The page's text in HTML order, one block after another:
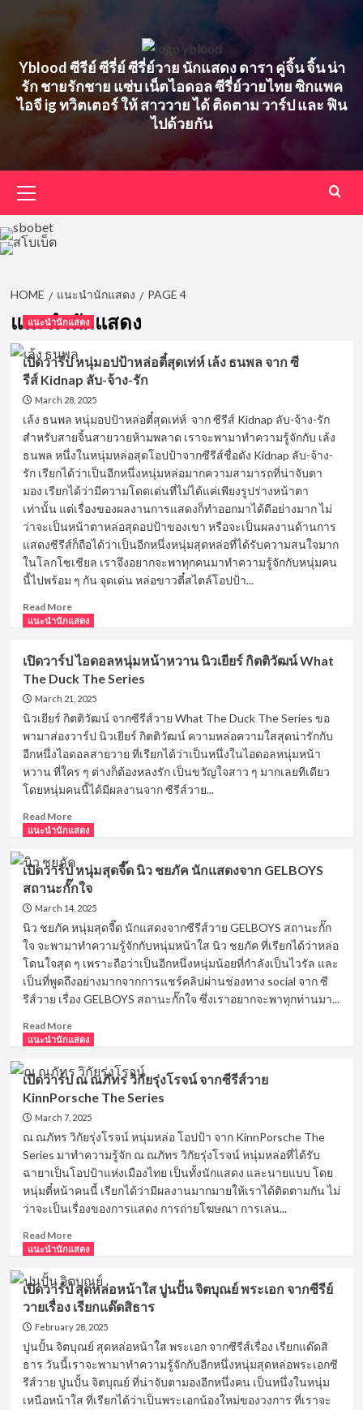
Yblood ซีรีย์ ซีรี่ย์ ซีรี่ย์วาย นักแสดง ดารา คู่จิ้น จิ้น น่า
รัก ชายรักชาย แซ่บ เน็ตไอดอล ซีรี่ย์วายไทย ซิกแพค
ไอจี ig ทวิตเตอร์ ให้ สาววาย ได้ ติดตาม วาร์ป และ ฟิน
ไปด้วยกัน
Menu
HOME แนะนำนักแสดง PAGE 4
แนะนำนักแสดง
แนะนำนักแสดง
เปิดวาร์ป หนุ่มอปป้าหล่อตี๋สุดเท่ห์ เล้ง ธนพล จาก ซี
รีส์ Kidnap ลับ-จ้าง-รัก
March 28, 2025
เล้ง ธนพล หนุ่มอปป้าหล่อตี๋สุดเท่ห์ จาก ซีรีส์ Kidnap ลับ-จ้าง-รัก
สำหรับสายจิ้นสายวายห้ามพลาด เราจะพามาทำความรู้จักกับ เล้ง
ธนพล หนึ่งในหนุ่มหล่อสุดโอปป้าจากซีรีส์ชื่อดัง Kidnap ลับ-จ้าง-
รัก เรียกได้ว่าเป็นอีกหนึ่งหนุ่มหล่อมากความสามารถที่น่าจับตา
มอง เรียกได้ว่ามีความโดดเด่นที่ไม่ได้แค่เพียงรูปร่างหน้าตา
เท่านั้น แต่เรื่องของผลงานการแสดงก็ทำออกมาได้ดีอย่างมาก ไม่
ว่าจะเป็นหน้าตาหล่อสุดอปป้าของเขา หรือจะเป็นผลงานด้านการ
แสดงซีรีส์ก็ถือได้ว่าเป็นอีกหนึ่งหนุ่มสุดหล่อที่ได้รับความสนใจมาก
ในโลกโซเชียล เราจึงอยากจะพาทุกคนมาทำความรู้จักกับหนุ่มคน
นี้ไปพร้อม ๆ กัน จุดเด่น หล่อขาวตี๋สไตล์โอปป้า...
Read MoreRead
more
เปิด
วาร์
ป
หนุ่ม
อป
หล่อ
ตี๋
สุด
เท่ห์
ธนพล
จาก
รีส์ Kidnap
ลับ-
รัก
แนะนำนักแสดง
เปิดวาร์ป ไอดอลหนุ่มหน้าหวาน นิวเยียร์ กิตติวัฒน์ What
The Duck The Series
March 21, 2025
นิวเยียร์ กิตติวัฒน์ จากซีรีส์วาย What The Duck The Series ขอ
พามาส่องวาร์ป นิวเยียร์ กิตติวัฒน์ ความหล่อความใสสุดน่ารักกับ
อีกหนึ่งไอดอลสายวาย ที่เรียกได้ว่าเป็นหนึ่งในไอดอลหนุ่มหน้า
หวาน ที่ใคร ๆ ต่างก็ต้องหลงรัก เป็นขวัญใจสาว ๆ มากเลยทีเดียว
โดยหนุ่มคนนี้ได้มีผลงานจาก ซีรีส์วาย...
Read MoreRead
more
เปิด
วาร์
ป
ไอ
ดอล
หนุ่ม
หน้า
หวาน
นิ
ว
ร์
กิตติ
What
The
The
Series
แนะนำนักแสดง
เปิดวาร์ป หนุ่มสุดจี๊ด นิว ชยภัค นักแสดงจาก GELBOYS
สถานะกั๊กใจ
March 14, 2025
นิว ชยภัค หนุ่มสุดจี๊ด นักแสดงจากซีรีส์วาย GELBOYS สถานะกั๊ก
ใจ จะพามาทำความรู้จักกับหนุ่มหน้าใส นิว ชยภัค ที่เรียกได้ว่าหล่อ
โดนใจสุด ๆ เพราะถือว่าเป็นอีกหนึ่งหนุ่มน้อยที่กำลังเป็นไวรัล และ
เป็นที่พูดถึงอย่างมากจากการแชร์คลิปผ่านช่องทาง social จาก ซี
รีส์วาย เรื่อง GELBOYS สถานะกั๊กใจ ซึ่งเราอยากจะพาทุกท่านมา...
Read MoreRead
more
เปิด
วาร์
ป
หนุ่ม
สุด
นิว
ชย
ภัค
นัก
จาก
GELBOYS
กั๊ก
ใจ
แนะนำนักแสดง
เปิดวาร์ป ณ ณภัทร วิกัยรุ่งโรจน์ จากซีรีส์วาย
KinnPorsche The Series
March 7, 2025
ณ ณภัทร วิกัยรุ่งโรจน์ หนุ่มหล่อ โอปป้า จาก KinnPorsche The
Series มาทำความรู้จัก ณ ณภัทร วิกัยรุ่งโรจน์ หนุ่มหล่อที่ได้รับ
ฉายาเป็นโอปป้าแห่งเมืองไทย เป็นทั้งนักแสดง และนายแบบ โดย
หนุ่มตี๋หน้าคนนี้ เรียกได้ว่ามีผลงานมากมายให้เราได้ติดตามกัน ไม่
ว่าจะเป็นเรื่องของการแสดง การถ่ายโฆษณา การเล่น...
Read MoreRead
more
เปิด
วาร์
ป
ณ
ภัทร
วิกัย
รุ่งโรจน์
จาก
แนะนำนักแสดง
เปิดวาร์ป สุดหล่อหน้าใส ปูนปั้น จิตบุณย์ พระเอก จากซีรีย์
วายเรื่อง เรียกแด๊ดสิธาร
February 28, 2025
ปูนปั้น จิตบุณย์ สุดหล่อหน้าใส พระเอก จากซีรีส์เรื่อง เรียกแด๊ดสิ
ธาร วันนี้เราจะพามาทำความรู้จักกับอีกหนึ่งหนุ่มสุดหล่อพระเอกซี
รีส์วาย ปูนปั้น จิตบุณย์ ที่น่าจับตามองอีกหนึ่งคน เป็นหนึ่งในหนุ่ม
เหนือหน้าใส ที่เรียกได้ว่าเป็นพระเอกน้องใหม่ของวงการ ที่เราจะ